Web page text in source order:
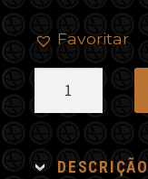
Favoritar
DESCRIÇÃO